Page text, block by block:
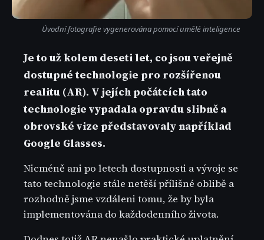
Úvodní fotografie vygenerována pomocí umělé inteligence
Je to už kolem deseti let, co jsou veřejně
dostupné technologie pro rozšířenou
realitu (AR). V jejích počátcích tato
technologie vypadala opravdu slibně a
obrovské vize představovaly například
Google Glasses.
Nicméně ani po letech dostupnosti a vývoje se
tato technologie stále netěší přílišné oblibě a
rozhodně jsme vzdáleni tomu, že by byla
implementována do každodenního života.